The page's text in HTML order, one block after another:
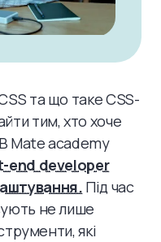
та що таке CSS-
тим, хто хоче
Mate academy
end developer
Під час
не лише
які